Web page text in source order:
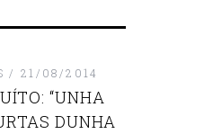
21/08/2014
“UNHA
DUNHA